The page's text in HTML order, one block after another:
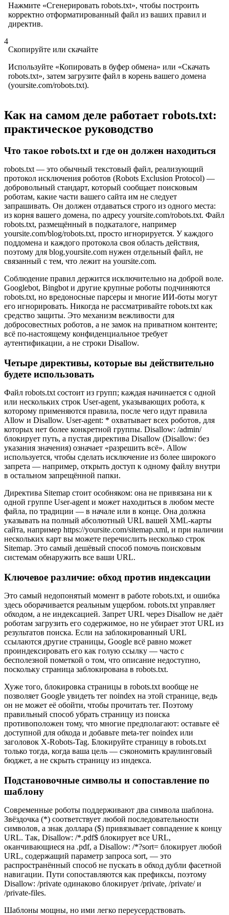
Нажмите «Сгенерировать robots.txt», чтобы построить
корректно отформатированный файл из ваших правил и
директив.
4
Скопируйте или скачайте
Используйте «Копировать в буфер обмена» или «Скачать
robots.txt», затем загрузите файл в корень вашего домена
(yoursite.com/robots.txt).
Как на самом деле работает robots.txt:
практическое руководство
Что такое robots.txt и где он должен находиться
robots.txt — это обычный текстовый файл, реализующий
протокол исключения роботов (Robots Exclusion Protocol) —
добровольный стандарт, который сообщает поисковым
роботам, какие части вашего сайта им не следует
запрашивать. Он должен отдаваться строго из одного места:
из корня вашего домена, по адресу yoursite.com/robots.txt. Файл
robots.txt, размещённый в подкаталоге, например
yoursite.com/blog/robots.txt, просто игнорируется. У каждого
поддомена и каждого протокола своя область действия,
поэтому для blog.yoursite.com нужен отдельный файл, не
связанный с тем, что лежит на yoursite.com.
Соблюдение правил держится исключительно на доброй воле.
Googlebot, Bingbot и другие крупные роботы подчиняются
robots.txt, но вредоносные парсеры и многие ИИ-боты могут
его игнорировать. Никогда не рассматривайте robots.txt как
средство защиты. Это механизм вежливости для
добросовестных роботов, а не замок на приватном контенте;
всё по-настоящему конфиденциальное требует
аутентификации, а не строки Disallow.
Четыре директивы, которые вы действительно
будете использовать
Файл robots.txt состоит из групп; каждая начинается с одной
или нескольких строк User-agent, указывающих робота, к
которому применяются правила, после чего идут правила
Allow и Disallow. User-agent: * охватывает всех роботов, для
которых нет более конкретной группы. Disallow: /admin/
блокирует путь, а пустая директива Disallow (Disallow: без
указания значения) означает «разрешить всё». Allow
используется, чтобы сделать исключение из более широкого
запрета — например, открыть доступ к одному файлу внутри
в остальном запрещённой папки.
Директива Sitemap стоит особняком: она не привязана ни к
одной группе User-agent и может находиться в любом месте
файла, по традиции — в начале или в конце. Она должна
указывать на полный абсолютный URL вашей XML-карты
сайта, например https://yoursite.com/sitemap.xml, и при наличии
нескольких карт вы можете перечислить несколько строк
Sitemap. Это самый дешёвый способ помочь поисковым
системам обнаружить все ваши URL.
Ключевое различие: обход против индексации
Это самый недопонятый момент в работе robots.txt, и ошибка
здесь оборачивается реальным ущербом. robots.txt управляет
обходом, а не индексацией. Запрет URL через Disallow не даёт
роботам загрузить его содержимое, но не убирает этот URL из
результатов поиска. Если на заблокированный URL
ссылаются другие страницы, Google всё равно может
проиндексировать его как голую ссылку — часто с
бесполезной пометкой о том, что описание недоступно,
поскольку страница заблокирована в robots.txt.
Хуже того, блокировка страницы в robots.txt вообще не
позволяет Google увидеть тег noindex на этой странице, ведь
он не может её обойти, чтобы прочитать тег. Поэтому
правильный способ убрать страницу из поиска
противоположен тому, что многие предполагают: оставьте её
доступной для обхода и добавьте meta-тег noindex или
заголовок X-Robots-Tag. Блокируйте страницу в robots.txt
только тогда, когда ваша цель — сэкономить краулинговый
бюджет, а не скрыть страницу из индекса.
Подстановочные символы и сопоставление по
шаблону
Современные роботы поддерживают два символа шаблона.
Звёздочка (*) соответствует любой последовательности
символов, а знак доллара ($) привязывает совпадение к концу
URL. Так, Disallow: /*.pdf$ блокирует все URL,
оканчивающиеся на .pdf, а Disallow: /*?sort= блокирует любой
URL, содержащий параметр запроса sort, — это
распространённый способ не пускать в обход дубли фасетной
навигации. Пути сопоставляются как префиксы, поэтому
Disallow: /private одинаково блокирует /private, /private/ и
/private-files.
Шаблоны мощны, но ими легко переусердствовать.